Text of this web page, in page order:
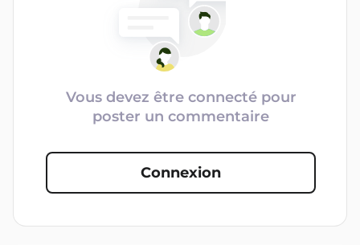
Vous devez être connecté pour
poster un commentaire
Connexion